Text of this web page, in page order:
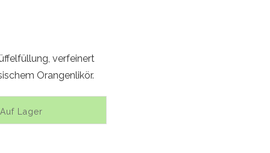
verfeinert
Orangenlikör.
Lager